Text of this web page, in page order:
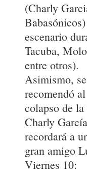
(Charly
escenario
Tacuba,
entre otros).
Asimismo,
recomendó
colapso de
Charly
recordará a
gran amigo
Viernes 10: